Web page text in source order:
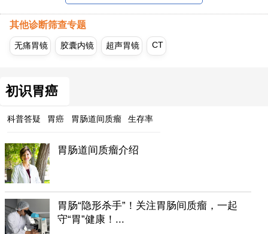
其他诊断筛查专题
无痛胃镜 胶囊内镜 超声胃镜 CT
初识胃癌
科普答疑 胃癌 胃肠道间质瘤 生存率
胃肠道间质瘤介绍
胃肠“隐形杀手”！关注胃肠间质瘤，一起
守“胃”健康！...